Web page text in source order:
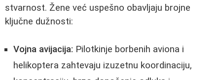
stvarnost. Žene već uspešno obavljaju brojne
ključne dužnosti:
Vojna avijacija: Pilotkinje borbenih aviona i
helikoptera zahtevaju izuzetnu koordinaciju,